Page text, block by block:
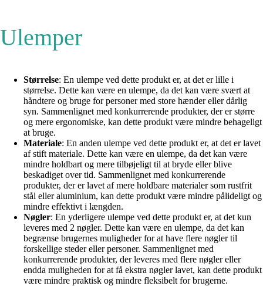
Ulemper
Størrelse: En ulempe ved dette produkt er, at det er lille i
størrelse. Dette kan være en ulempe, da det kan være svært at
håndtere og bruge for personer med store hænder eller dårlig
syn. Sammenlignet med konkurrerende produkter, der er større
og mere ergonomiske, kan dette produkt være mindre behageligt
at bruge.
Materiale: En anden ulempe ved dette produkt er, at det er lavet
af stift materiale. Dette kan være en ulempe, da det kan være
mindre holdbart og mere tilbøjeligt til at bryde eller blive
beskadiget over tid. Sammenlignet med konkurrerende
produkter, der er lavet af mere holdbare materialer som rustfrit
stål eller aluminium, kan dette produkt være mindre pålideligt og
mindre effektivt i længden.
Nøgler: En yderligere ulempe ved dette produkt er, at det kun
leveres med 2 nøgler. Dette kan være en ulempe, da det kan
begrænse brugernes muligheder for at have flere nøgler til
forskellige steder eller personer. Sammenlignet med
konkurrerende produkter, der leveres med flere nøgler eller
endda muligheden for at få ekstra nøgler lavet, kan dette produkt
være mindre praktisk og mindre fleksibelt for brugerne.